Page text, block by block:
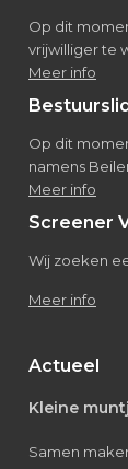
Op dit
vrijwilliger te
Meer info
Op dit
namens
Meer info
Screener
Wij zoeken
Meer info
Actueel
Kleine
Samen